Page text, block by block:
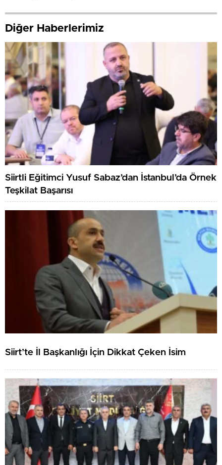
Diğer Haberlerimiz
Siirtli Eğitimci Yusuf Sabaz’dan İstanbul’da Örnek
Teşkilat Başarısı
Siirt’te İl Başkanlığı İçin Dikkat Çeken İsim